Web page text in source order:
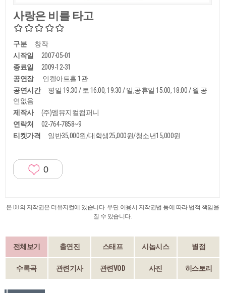
사랑은 비를 타고
구분
창작
시작일
2007-05-01
종료일
2009-12-31
공연장
인켈아트홀 1관
공연시간
평일 19:30 / 토 16:00, 19:30 / 일,공휴일 15:00, 18:00 / 월 공
연없음
제작사
(주)엠뮤지컬컴퍼니
연락처
02-764-7858~9
티켓가격
일반35,000원/대학생25,000원/청소년15,000원
0
본 DB의 저작권은 더뮤지컬에 있습니다. 무단 이용시 저작권법 등에 따라 법적 책임을
질 수 있습니다.
전체보기 출연진 스태프 시놉시스 별점
수록곡 관련기사 관련VOD 사진 히스토리